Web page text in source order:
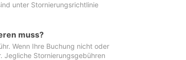
unter Stornierungsrichtlinie
muss?
Wenn Ihre Buchung nicht oder
Jegliche Stornierungsgebühren